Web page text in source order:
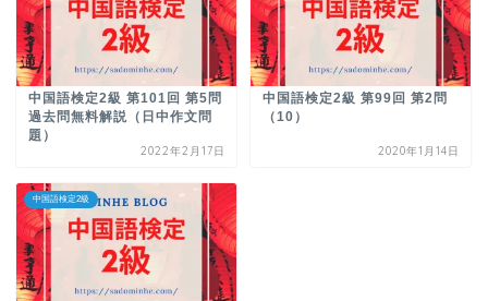
中国語検定2級 第101回 第5問
過去問無料解説（日中作文問
題）
2022年2月17日
中国語検定2級 第99回 第2問
（10）
2020年1月14日
中国語検定2級